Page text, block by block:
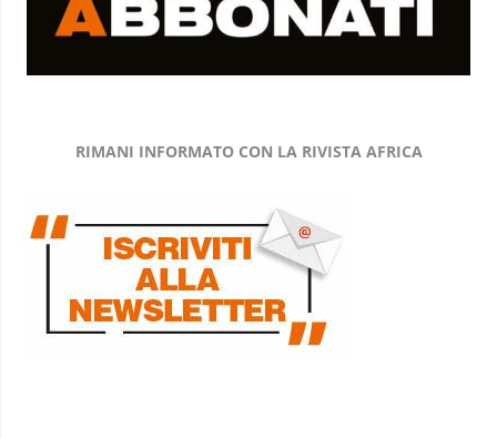
RIMANI INFORMATO CON LA RIVISTA AFRICA